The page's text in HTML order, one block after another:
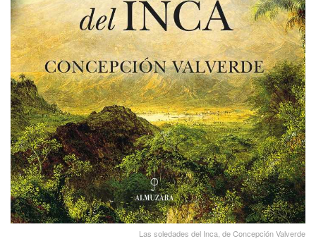
Las soledades del Inca, de Concepción Valverde